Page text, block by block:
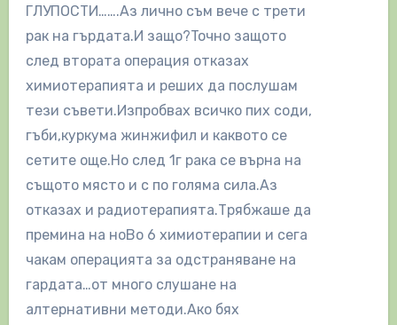
ГЛУПОСТИ…….Аз лично съм вече с трети
рак на гърдата.И защо?Toчно защото
след втората операция отказах
химиотерапията и реших да послушам
тези съвети.Изпробвах всичко пих соди,
гъби,куркума жинжифил и каквото се
сетите още.Но след 1г рака се върна на
същото място и с по голяма сила.Аз
отказах и радиотерапията.Трябжаше да
премина на ноВо 6 химиотерапии и сега
чакам операцията за одстраняване на
гардата…от много слушане на
алтернативни методи.Ако бях